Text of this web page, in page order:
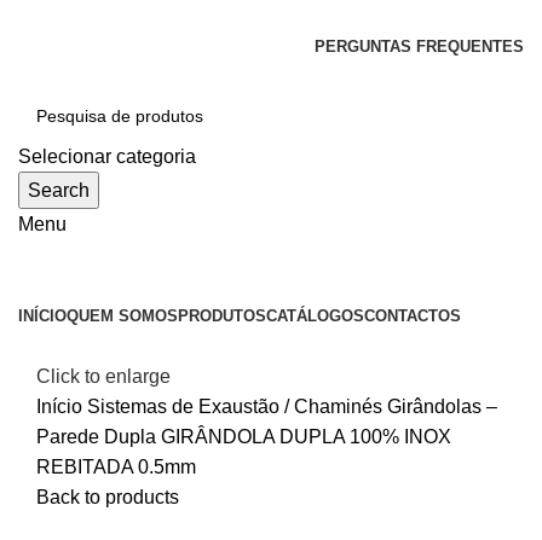
PERGUNTAS FREQUENTES
Selecionar categoria
Search
Menu
INÍCIOQUEM SOMOS PRODUTOSCATÁLOGOSCONTACTOS
Click to enlarge
Início Sistemas de Exaustão / Chaminés Girândolas –
Parede Dupla GIRÂNDOLA DUPLA 100% INOX
REBITADA 0.5mm
Back to products